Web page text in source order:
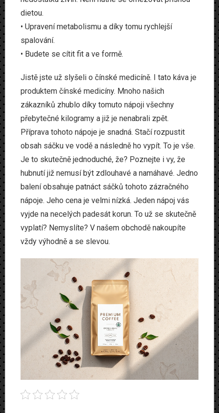
dietou.
• Upravení metabolismu a díky tomu rychlejší
spalování.
• Budete se cítit fit a ve formě.
Jistě jste už slyšeli o čínské medicíně. I tato káva je
produktem čínské medicíny. Mnoho našich
zákazníků zhublo díky tomuto nápoji všechny
přebytečné kilogramy a již je nenabrali zpět.
Příprava tohoto nápoje je snadná. Stačí rozpustit
obsah sáčku ve vodě a následně ho vypít. To je vše.
Je to skutečně jednoduché, že? Poznejte i vy, že
hubnutí již nemusí být zdlouhavé a namáhavé. Jedno
balení obsahuje patnáct sáčků tohoto zázračného
nápoje. Jeho cena je velmi nízká. Jeden nápoj vás
vyjde na necelých padesát korun. To už se skutečně
vyplatí? Nemyslíte? V našem obchodě nakoupíte
vždy výhodně a se slevou.